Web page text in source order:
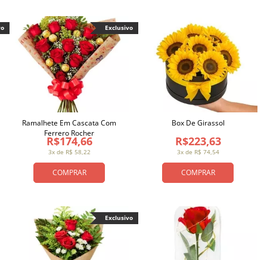
COMPRAR
3x de R$ 58,22
R$174,66
Ramalhete Em Cascata Com
Ferrero Rocher
Exclusivo
COMPRAR
3x de R$ 74,54
R$223,63
Box De Girassol
Exclusivo